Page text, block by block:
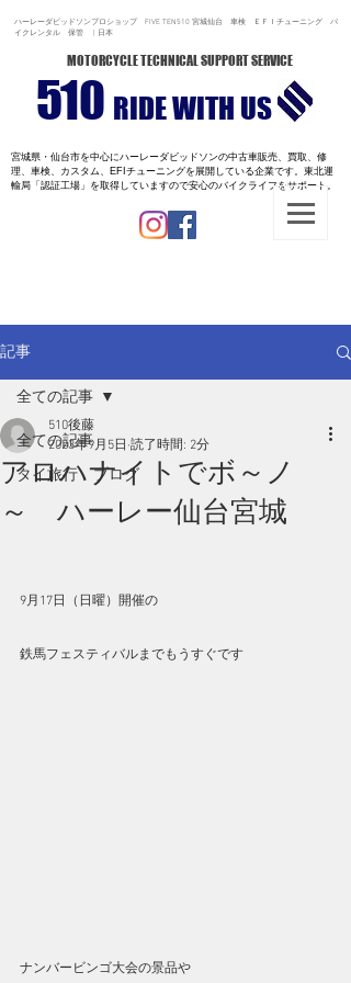
ハーレーダビッドソンプロショップ FIVE TEN510 宮城仙台 車検 ＥＦＩチューニング バ
イクレンタル 保管 | 日本
MOTORCYCLE TECHNICAL SUPPORT SERVICE
510 RIDE WITH US
宮城県・仙台市を中心にハーレーダビッドソンの中古車販売、買取、修
理、車検、カスタム、EFIチューニングを展開している企業です。 東北運
輸局「認証工場」を取得していますので安心のバイクライフをサポート。
記事
全ての記事
タイ旅行 ブログ
全ての記事
アロハナイトでボ～ノ
～ ハーレー仙台宮城
510後藤
2023年9月5日 読了時間: 2分
9月17日（日曜）開催の
鉄馬フェスティバルまでもうすぐです
ナンバービンゴ大会の景品や